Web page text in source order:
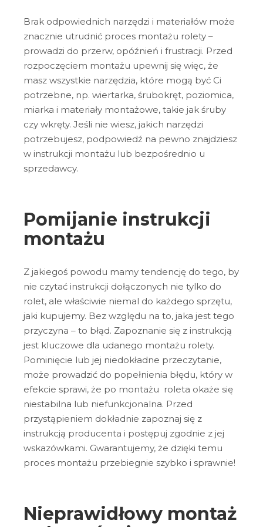
Brak odpowiednich narzędzi i materiałów może
znacznie utrudnić proces montażu rolety –
prowadzi do przerw, opóźnień i frustracji. Przed
rozpoczęciem montażu upewnij się więc, że
masz wszystkie narzędzia, które mogą być Ci
potrzebne, np. wiertarka, śrubokręt, poziomica,
miarka i materiały montażowe, takie jak śruby
czy wkręty. Jeśli nie wiesz, jakich narzędzi
potrzebujesz, podpowiedź na pewno znajdziesz
w instrukcji montażu lub bezpośrednio u
sprzedawcy.
Pomijanie instrukcji
montażu
Z jakiegoś powodu mamy tendencję do tego, by
nie czytać instrukcji dołączonych nie tylko do
rolet, ale właściwie niemal do każdego sprzętu,
jaki kupujemy. Bez względu na to, jaka jest tego
przyczyna – to błąd. Zapoznanie się z instrukcją
jest kluczowe dla udanego montażu rolety.
Pominięcie lub jej niedokładne przeczytanie,
może prowadzić do popełnienia błędu, który w
efekcie sprawi, że po montażu roleta okaże się
niestabilna lub niefunkcjonalna. Przed
przystąpieniem dokładnie zapoznaj się z
instrukcją producenta i postępuj zgodnie z jej
wskazówkami. Gwarantujemy, że dzięki temu
proces montażu przebiegnie szybko i sprawnie!
Nieprawidłowy montaż